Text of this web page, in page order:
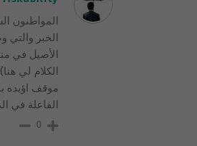
المواطنون
الأصيل في
الكلام لي
موقف اؤيده
الفاعلة في
0